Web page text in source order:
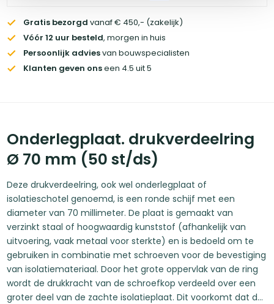
Gratis bezorgd vanaf € 450,- (zakelijk)
Vóór 12 uur besteld, morgen in huis
Persoonlijk adviesvan bouwspecialisten
Klanten geven onseen 4.5 uit 5
Onderlegplaat. drukverdeelring
Ø 70 mm (50 st/ds)
Deze drukverdeelring, ook wel onderlegplaat of
isolatieschotel genoemd, is een ronde schijf met een
diameter van 70 millimeter. De plaat is gemaakt van
verzinkt staal of hoogwaardig kunststof (afhankelijk van
uitvoering, vaak metaal voor sterkte) en is bedoeld om te
gebruiken in combinatie met schroeven voor de bevestiging
van isolatiemateriaal. Door het grote oppervlak van de ring
wordt de drukkracht van de schroefkop verdeeld over een
groter deel van de zachte isolatieplaat. Dit voorkomt dat de